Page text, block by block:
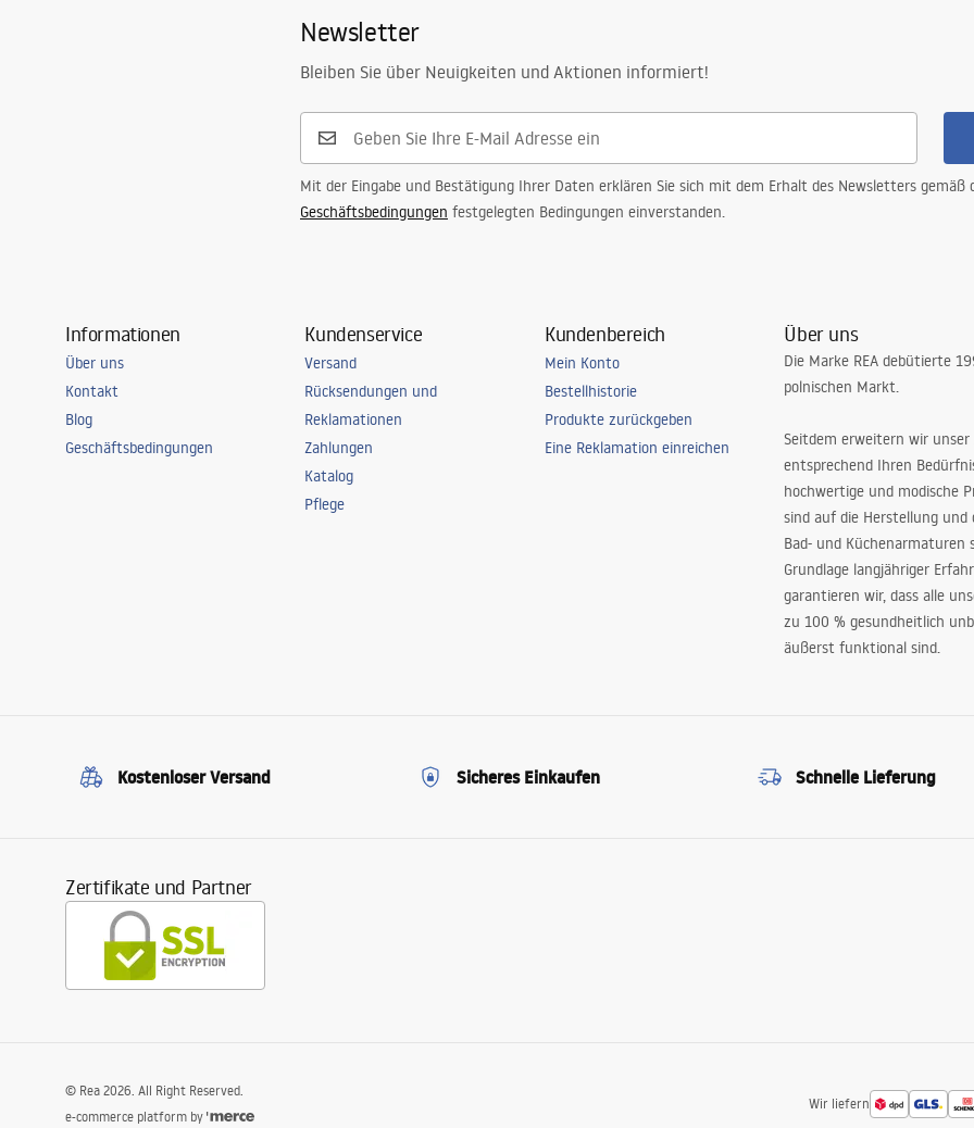
Newsletter
Bleiben Sie über Neuigkeiten und Aktionen informiert!
Mit der Eingabe und Bestätigung Ihrer Daten erklären Sie sich mit dem Erhalt des Newsletters gemäß
Geschäftsbedingungen festgelegten Bedingungen einverstanden.
Informationen
Über uns
Kontakt
Blog
Geschäftsbedingungen
Kundenservice
Versand
Rücksendungen und
Reklamationen
Zahlungen
Katalog
Pflege
Kundenbereich
Mein Konto
Bestellhistorie
Produkte zurückgeben
Eine Reklamation einreichen
Über uns
Die Marke REA debütierte
polnischen Markt.
Seitdem erweitern wir unser
entsprechend Ihren
hochwertige und modische
sind auf die Herstellung und
Bad- und Küchenarmaturen
Grundlage langjähriger
garantieren wir, dass alle
zu 100 % gesundheitlich
äußerst funktional sind.
Kostenloser Versand Sicheres Einkaufen Schnelle Lieferung
Zertifikate und Partner
Wir liefern
© Rea 2026. All Right Reserved.
e-commerce platform by